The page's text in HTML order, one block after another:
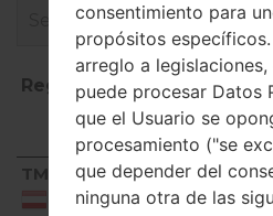
Región
Nombre
de
archivo
Región
Nombre
de
TMA
Austria
V10J_00.kdz
consentimiento para
propósitos
arreglo a
puede procesar Datos
que el Usuario se
procesamiento ("se
que depender del
ninguna otra de las